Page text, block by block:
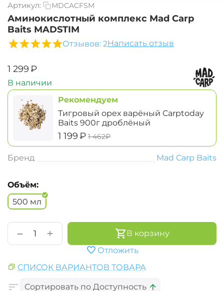
Артикул: MDCACFSM
Аминокислотный комплекс Mad Carp
Baits MADSTIM
Отзывов: 2Написать отзыв
‍1 299‍₽
В наличии
Рекомендуем
Тигровый орех варёный Carptoday
Baits 900г дроблёный
‍1 199‍₽ ‍1 462‍₽
Бренд Mad Carp Baits
Объём:
500 мл
+
−
В корзину
Отложить
СПИСОК ВАРИАНТОВ ТОВАРА
Сортировать по Доступность